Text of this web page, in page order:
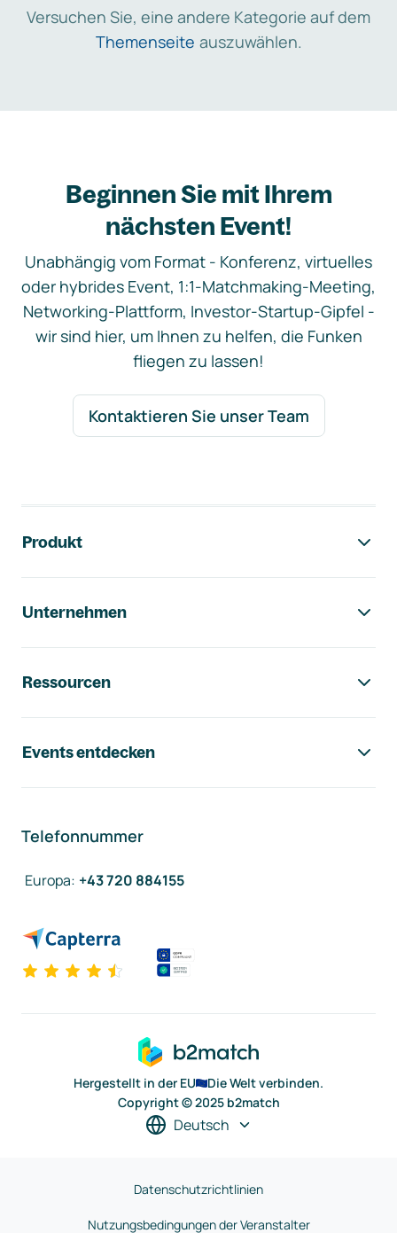
Versuchen Sie, eine andere Kategorie auf dem
Themenseite auszuwählen.
Beginnen Sie mit Ihrem
nächsten Event!
Unabhängig vom Format - Konferenz, virtuelles
oder hybrides Event, 1:1-Matchmaking-Meeting,
Networking-Plattform, Investor-Startup-Gipfel -
wir sind hier, um Ihnen zu helfen, die Funken
fliegen zu lassen!
Kontaktieren Sie unser Team
Produkt
Unternehmen
Ressourcen
Events entdecken
Telefonnummer
Europa: +43 720 884155
Hergestellt in der EU
Die Welt verbinden.
Copyright © 2025 b2match
Deutsch
Datenschutzrichtlinien
Nutzungsbedingungen der Veranstalter